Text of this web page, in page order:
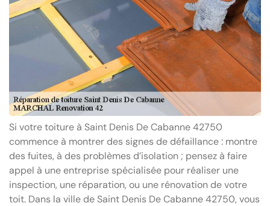
Si votre toiture à Saint Denis De Cabanne 42750
commence à montrer des signes de défaillance : montre
des fuites, à des problèmes d’isolation ; pensez à faire
appel à une entreprise spécialisée pour réaliser une
inspection, une réparation, ou une rénovation de votre
toit. Dans la ville de Saint Denis De Cabanne 42750, vous